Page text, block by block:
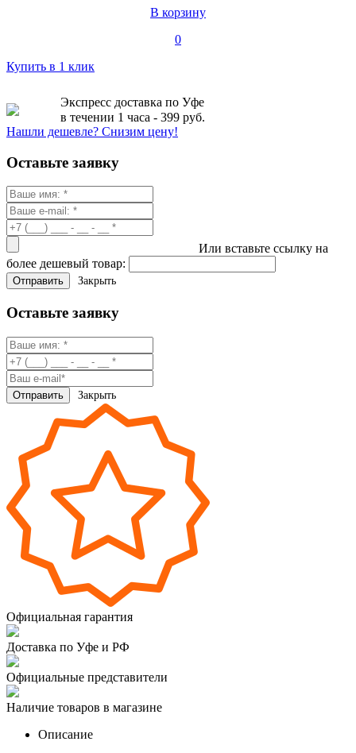
В корзину
0
Купить в 1 клик
Экспресс доставка по Уфе
в течении 1 часа - 399 руб.
Нашли дешевле? Снизим цену!
Оставьте заявку
Или вставьте ссылку на
более дешевый товар:
Закрыть
Оставьте заявку
Закрыть
Официальная гарантия
Доставка по Уфе и РФ
Официальные представители
Наличие товаров в магазине
Описание